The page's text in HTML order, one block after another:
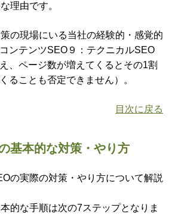
理由です。
の現場にいる当社の経験的・感覚的
ンテンツSEO９：テクニカルSEO
、ページ数が増えてくるとその1割
ることも否定できません）。
目次に戻る
基本的な対策・やり方
の実際の対策・やり方について解説
的な手順は次の7ステップとなりま